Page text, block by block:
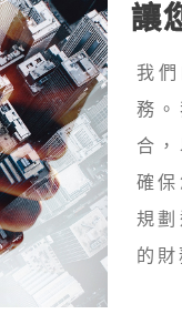
讓
我
務
合
確
規
的